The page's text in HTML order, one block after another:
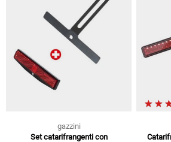
gazzini
Set catarifrangenti con